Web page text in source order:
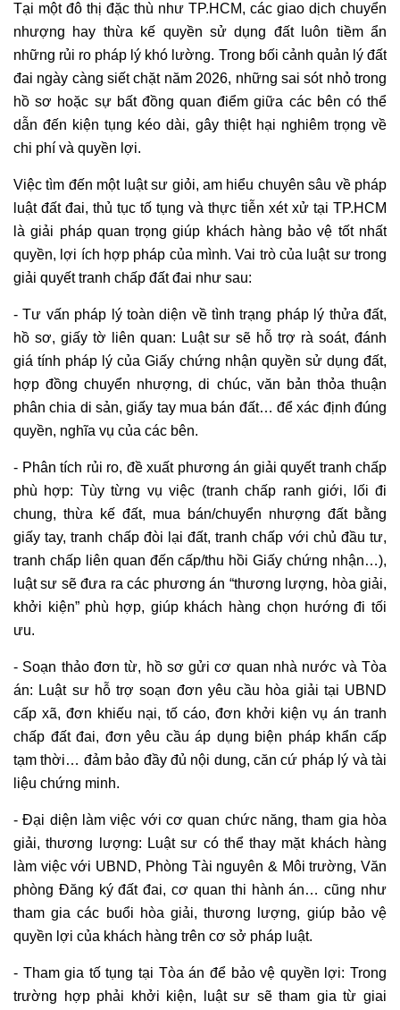
3.4 Tự mình khiếu nại, khởi kiện nhưng không nắm
rõ trình tự, thủ tục
3.5 Chậm trễ trong việc yêu cầu bảo vệ quyền lợi
4. Những thế mạnh nghiệp vụ nào giúp luật sư tháo
gỡ thành công các vụ kiện đất đai phức tạp?
5. Văn phòng Luật sư Tô Đình Huy cung cấp dịch vụ tư
vấn, giải quyết tranh chấp đất đai tại TP.HCM
5.2 Tư vấn, hỗ trợ hòa giải tranh chấp đất đai
5.3 Soạn thảo đơn từ, hồ sơ khiếu nại, khởi kiện
tranh chấp đất đai
5.5 Đại diện theo ủy quyền làm việc với cơ quan
nhà nước
5.6 Luật sư tham gia tố tụng trong các vụ án tranh
chấp đất đai
6. Đội ngũ luật sư của VPLS Tô Đình Huy
7. Các vụ việc tiêu biểu của Văn phòng Luật sư Tô Đình
Huy
8. Thông tin liên hệ Văn phòng Luật sư Tô Đình Huy
Tại một đô thị đặc thù như TP.HCM, các giao dịch chuyển
nhượng hay thừa kế quyền sử dụng đất luôn tiềm ẩn
những rủi ro pháp lý khó lường. Trong bối cảnh quản lý đất
đai ngày càng siết chặt năm 2026, những sai sót nhỏ trong
hồ sơ hoặc sự bất đồng quan điểm giữa các bên có thể
dẫn đến kiện tụng kéo dài, gây thiệt hại nghiêm trọng về
chi phí và quyền lợi.
Việc tìm đến một luật sư giỏi, am hiểu chuyên sâu về pháp
luật đất đai, thủ tục tố tụng và thực tiễn xét xử tại TP.HCM
là giải pháp quan trọng giúp khách hàng bảo vệ tốt nhất
quyền, lợi ích hợp pháp của mình. Vai trò của luật sư trong
giải quyết tranh chấp đất đai như sau:
- Tư vấn pháp lý toàn diện về tình trạng pháp lý thửa đất,
hồ sơ, giấy tờ liên quan: Luật sư sẽ hỗ trợ rà soát, đánh
giá tính pháp lý của Giấy chứng nhận quyền sử dụng đất,
hợp đồng chuyển nhượng, di chúc, văn bản thỏa thuận
phân chia di sản, giấy tay mua bán đất… để xác định đúng
quyền, nghĩa vụ của các bên.
- Phân tích rủi ro, đề xuất phương án giải quyết tranh chấp
phù hợp: Tùy từng vụ việc (tranh chấp ranh giới, lối đi
chung, thừa kế đất, mua bán/chuyển nhượng đất bằng
giấy tay, tranh chấp đòi lại đất, tranh chấp với chủ đầu tư,
tranh chấp liên quan đến cấp/thu hồi Giấy chứng nhận…),
luật sư sẽ đưa ra các phương án “thương lượng, hòa giải,
khởi kiện” phù hợp, giúp khách hàng chọn hướng đi tối
ưu.
- Soạn thảo đơn từ, hồ sơ gửi cơ quan nhà nước và Tòa
án: Luật sư hỗ trợ soạn đơn yêu cầu hòa giải tại UBND
cấp xã, đơn khiếu nại, tố cáo, đơn khởi kiện vụ án tranh
chấp đất đai, đơn yêu cầu áp dụng biện pháp khẩn cấp
tạm thời… đảm bảo đầy đủ nội dung, căn cứ pháp lý và tài
liệu chứng minh.
- Đại diện làm việc với cơ quan chức năng, tham gia hòa
giải, thương lượng: Luật sư có thể thay mặt khách hàng
làm việc với UBND, Phòng Tài nguyên & Môi trường, Văn
phòng Đăng ký đất đai, cơ quan thi hành án… cũng như
tham gia các buổi hòa giải, thương lượng, giúp bảo vệ
quyền lợi của khách hàng trên cơ sở pháp luật.
- Tham gia tố tụng tại Tòa án để bảo vệ quyền lợi: Trong
trường hợp phải khởi kiện, luật sư sẽ tham gia từ giai